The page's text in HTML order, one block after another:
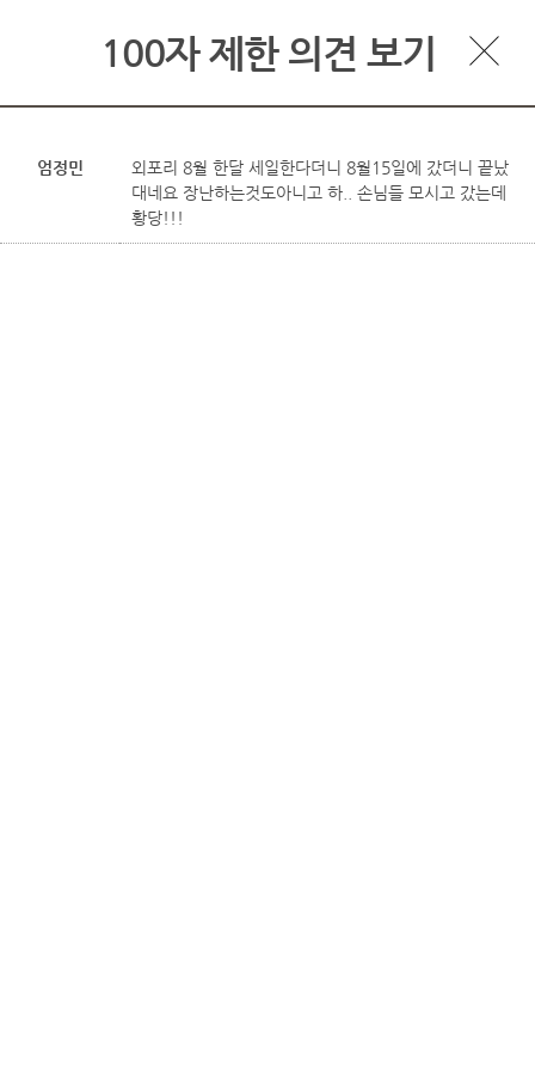
100자 제한 의견 보기
엄정민
외포리 8월 한달 세일한다더니 8월15일에 갔더니 끝났
대네요 장난하는것도아니고 하.. 손님들 모시고 갔는데
황당!!!